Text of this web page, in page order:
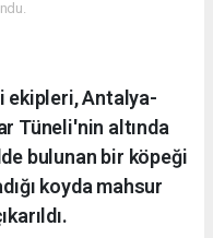
ekipleri, Antalya-
Tüneli'nin altında
bulunan bir köpeği
koyda mahsur